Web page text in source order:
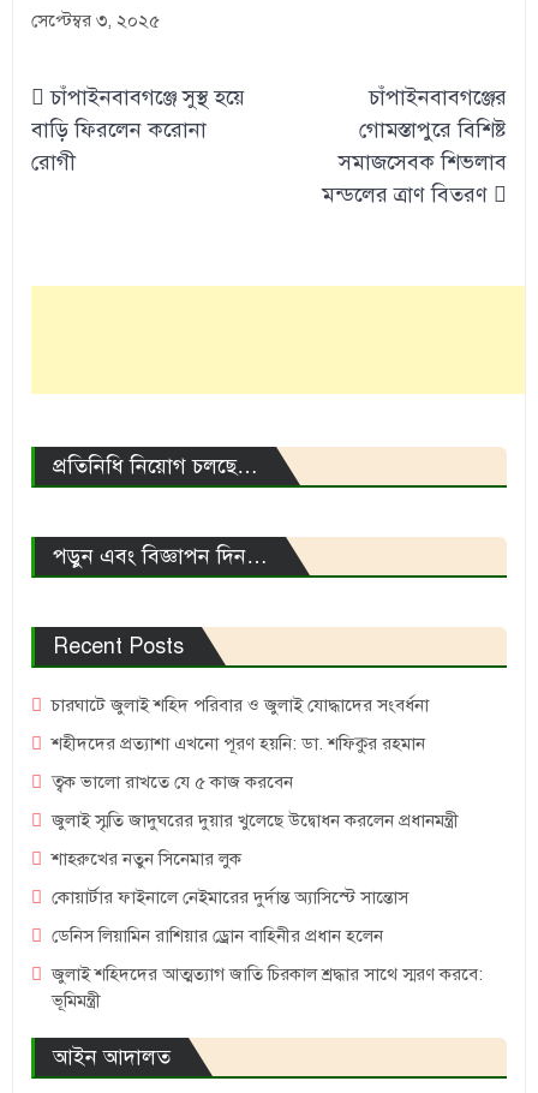
সেপ্টেম্বর ৩, ২০২৫
Post
navigation
চাঁপাইনবাবগঞ্জে সুস্থ হয়ে
বাড়ি ফিরলেন করোনা
রোগী
চাঁপাইনবাবগঞ্জের
গোমস্তাপুরে বিশিষ্ট
সমাজসেবক শিভলাব
মন্ডলের ত্রাণ বিতরণ
প্রতিনিধি নিয়োগ চলছে…
পড়ুন এবং বিজ্ঞাপন দিন…
Recent Posts
চারঘাটে জুলাই শহিদ পরিবার ও জুলাই যোদ্ধাদের সংবর্ধনা
শহীদদের প্রত্যাশা এখনো পূরণ হয়নি: ডা. শফিকুর রহমান
ত্বক ভালো রাখতে যে ৫ কাজ করবেন
জুলাই স্মৃতি জাদুঘরের দুয়ার খুলেছে উদ্বোধন করলেন প্রধানমন্ত্রী
শাহরুখের নতুন সিনেমার লুক
কোয়ার্টার ফাইনালে নেইমারের দুর্দান্ত অ্যাসিস্টে সান্তোস
ডেনিস লিয়ামিন রাশিয়ার ড্রোন বাহিনীর প্রধান হলেন
জুলাই শহিদদের আত্মত্যাগ জাতি চিরকাল শ্রদ্ধার সাথে স্মরণ করবে:
ভূমিমন্ত্রী
আইন আদালত